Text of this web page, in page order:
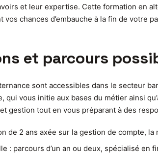
et leur expertise. Cette formation en
vos chances d’embauche à la fin de votre
et parcours
sont accessibles dans le secteur
qui vous initie aux bases du métier ainsi
gestion tout en vous préparant à des
de 2 ans axée sur la gestion de compte,
: parcours d’un an ou deux, spécialisé en